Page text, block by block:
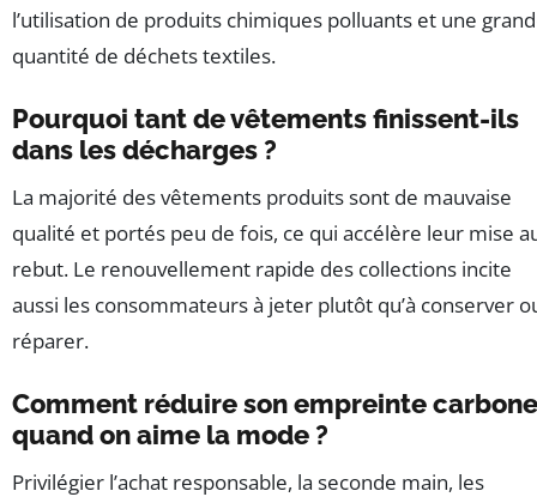
l’utilisation de produits chimiques polluants et une
quantité de déchets textiles.
Pourquoi tant de vêtements finissent-ils
dans les décharges ?
La majorité des vêtements produits sont de mauvaise
qualité et portés peu de fois, ce qui accélère leur mise
rebut. Le renouvellement rapide des collections incite
aussi les consommateurs à jeter plutôt qu’à conserver
réparer.
Comment réduire son empreinte carbone
quand on aime la mode ?
Privilégier l’achat responsable, la seconde main, les